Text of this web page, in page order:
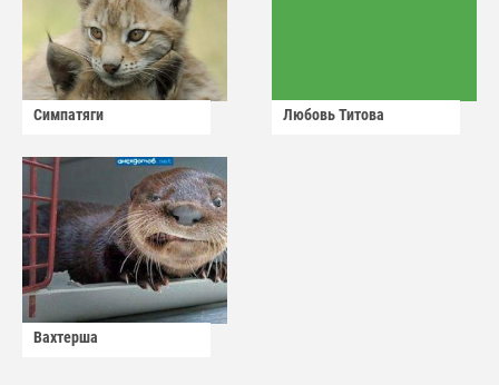
Симпатяги Любовь Титова
Вахтерша